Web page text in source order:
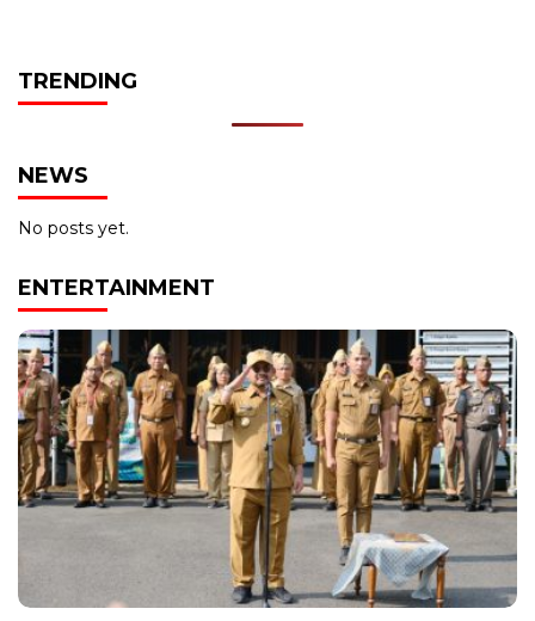
TRENDING
NEWS
No posts yet.
ENTERTAINMENT